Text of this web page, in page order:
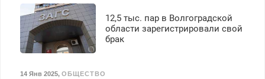
транспортной
безопасности с з/п до
125000 руб.
12,5 тыс. пар в Волгоградской
области зарегистрировали свой
брак
14 Янв 2025, ОБЩЕСТВО